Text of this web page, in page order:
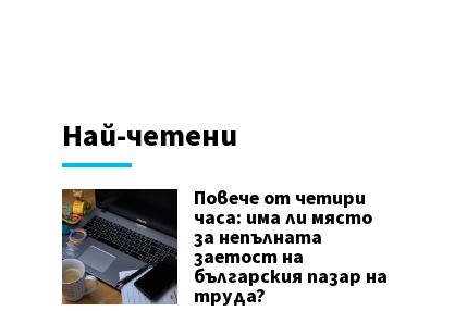
Най-четени
Повече от четири
часа: има ли място
за непълната
заетост на
българския пазар на
труда?